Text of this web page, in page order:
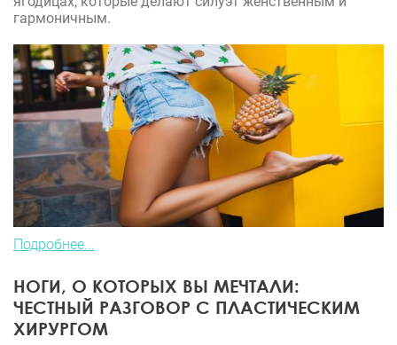
гармоничным.
Подробнее...
НОГИ, О КОТОРЫХ ВЫ МЕЧТАЛИ:
ЧЕСТНЫЙ РАЗГОВОР С ПЛАСТИЧЕСКИМ
ХИРУРГОМ